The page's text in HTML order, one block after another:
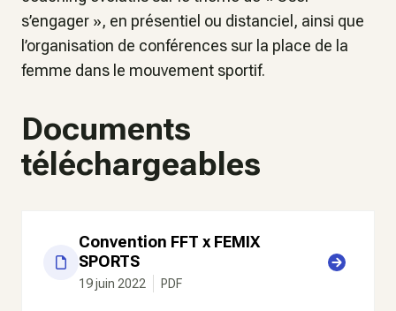
s’engager », en présentiel ou distanciel, ainsi que
l’organisation de conférences sur la place de la
femme dans le mouvement sportif.
Documents
téléchargeables
Convention FFT x FEMIX
SPORTS
19 juin 2022 PDF